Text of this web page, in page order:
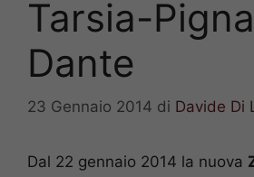
Tarsia-
Dante
23 Gennaio 2014 di Davide Di
Dal 22 gennaio 2014 la nuova